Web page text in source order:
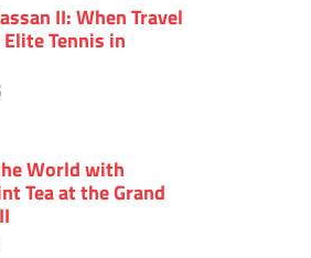
II: When Travel
Tennis in
World with
Tea at the Grand